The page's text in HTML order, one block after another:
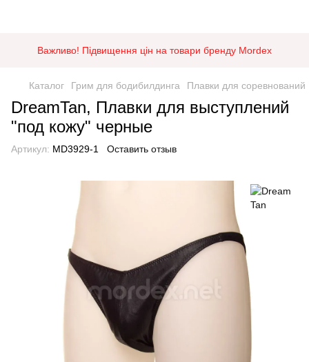
Важливо! Підвищення цін на товари бренду Mordex
Каталог Грим для бодибилдинга Плавки для соревнований
DreamTan, Плавки для выступлений
"под кожу" черные
Артикул: MD3929-1 Оставить отзыв